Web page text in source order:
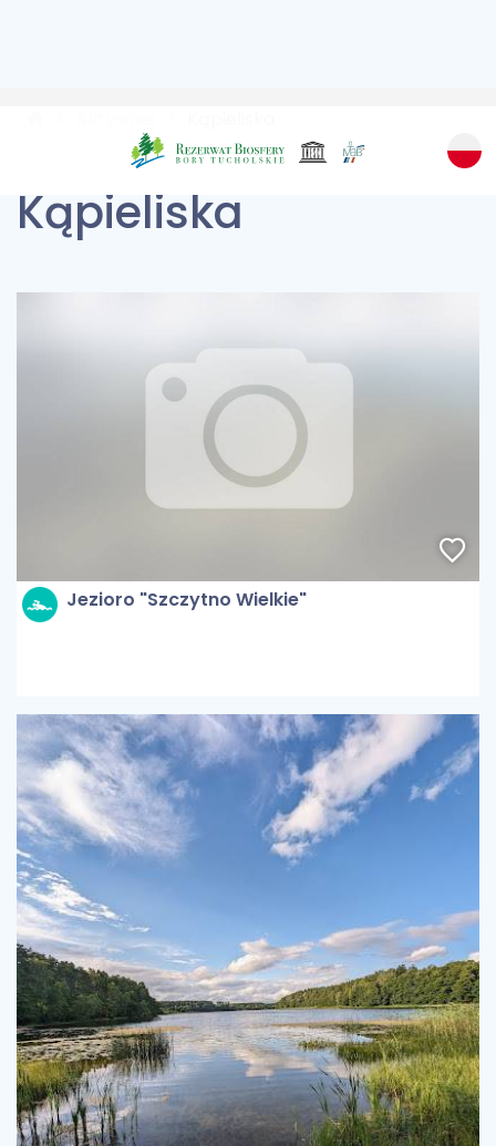
Kąpieliska
Jezioro "Szczytno Wielkie"